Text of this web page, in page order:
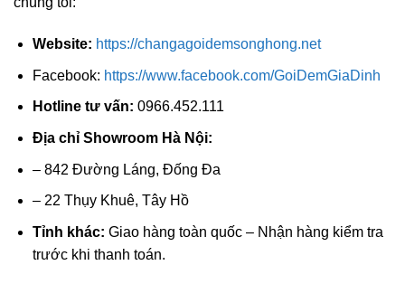
Website: https://changagoidemsonghong.net
Facebook: https://www.facebook.com/GoiDemGiaDinh
Hotline tư vấn: 0966.452.111
Địa chỉ Showroom Hà Nội:
– 842 Đường Láng, Đống Đa
– 22 Thụy Khuê, Tây Hồ
Tỉnh khác: Giao hàng toàn quốc – Nhận hàng kiểm tra
trước khi thanh toán.